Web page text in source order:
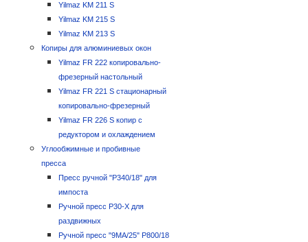
Yilmaz KM 211 S
Yilmaz KM 215 S
Yilmaz KM 213 S
Копиры для алюминиевых окон
Yilmaz FR 222 копировально-
фрезерный настольный
Yilmaz FR 221 S стационарный
копировально-фрезерный
Yilmaz FR 226 S копир с
редуктором и охлаждением
Углообжимные и пробивные
пресса
Пресс ручной "P340/18" для
импоста
Ручной пресс P30-X для
раздвижных
Ручной пресс "9MA/25" P800/18